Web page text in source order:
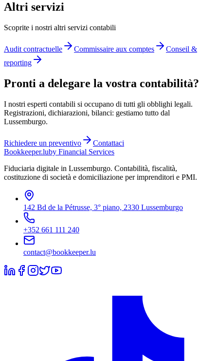
Altri servizi
Scoprite i nostri altri servizi contabili
Audit contractuelle Commissaire aux comptes
Conseil &
reporting
Pronti a delegare la vostra contabilità?
I nostri esperti contabili si occupano di tutti gli obblighi legali.
Registrazioni, dichiarazioni, bilanci: gestiamo tutto dal
Lussemburgo.
Richiedere un preventivo
Contattaci
Bookkeeper.luby Financial Services
Fiduciaria digitale in Lussemburgo. Contabilità, fiscalità,
costituzione di società e domiciliazione per imprenditori e PMI.
142 Bd de la Pétrusse, 3° piano, 2330 Lussemburgo
+352 661 111 240
contact@bookkeeper.lu